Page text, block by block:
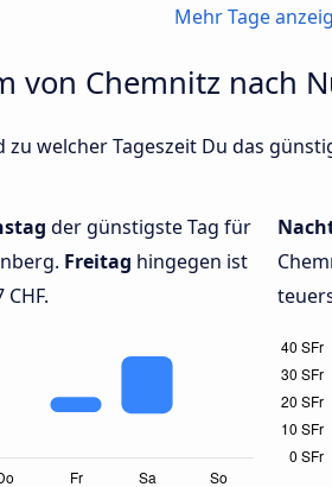
Mehr Tage
von Chemnitz nach
zu welcher Tageszeit Du das
der günstigste Tag für
Freitag hingegen ist